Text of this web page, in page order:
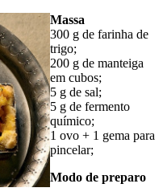
Massa
300 g de farinha de
trigo;
200 g de manteiga
em cubos;
5 g de sal;
5 g de fermento
químico;
1 ovo + 1 gema para
pincelar;
Modo de preparo